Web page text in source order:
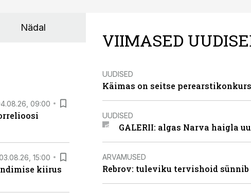
Nädal
09:00
15:00
kiirus
VIIMASED
UUDISED
Käimas on seitse
UUDISED
GALERII: algas Narva haigla
ARVAMUSED
Rebrov: tuleviku tervishoid